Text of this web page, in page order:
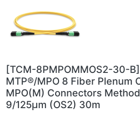
[TCM-8PMPOMMOS2-30-
MTP®/MPO 8 Fiber Plenum
MPO(M) Connectors
9/125μm (OS2) 30m